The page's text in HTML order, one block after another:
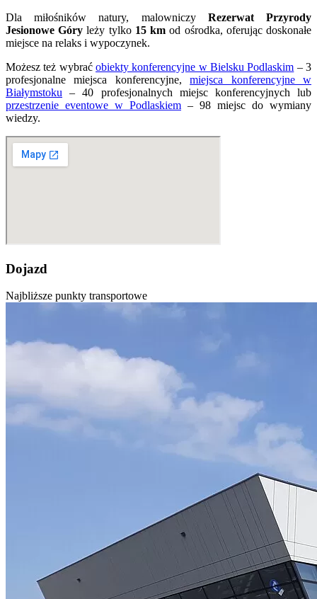
Dla miłośników natury, malowniczy Rezerwat Przyrody
Jesionowe Góry leży tylko 15 km od ośrodka, oferując doskonałe
miejsce na relaks i wypoczynek.
Możesz też wybrać obiekty konferencyjne w Bielsku Podlaskim – 3
profesjonalne miejsca konferencyjne,miejsca konferencyjne w
Białymstoku – 40 profesjonalnych miejsc konferencyjnych lub
przestrzenie eventowe w Podlaskiem – 98 miejsc do wymiany
wiedzy.
Dojazd
Najbliższe punkty transportowe